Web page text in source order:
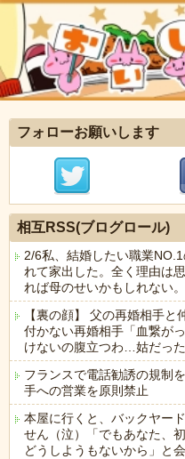
フォローお願いします
相互RSS(ブログロール)
2/6私、結婚したい職業
れて家出した。全く理由は
れば母のせいかもしれない
【裏の顔】 父の再婚相手
付かない再婚相手「血繋が
けないの腹立つわ…姑だっ
フランスで電話勧誘の規制
手への営業を原則禁止
本屋に行くと、バックヤー
せん（泣）「でもあなた、
どうしようもないから」と